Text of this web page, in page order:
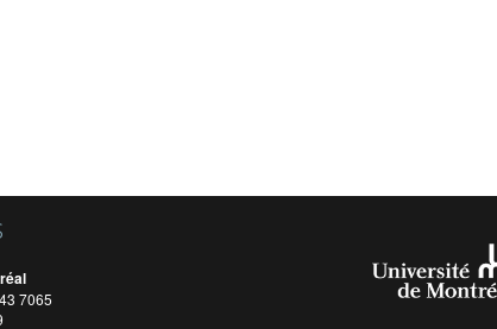
7065